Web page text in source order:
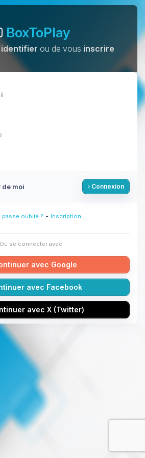
BoxToPlay
identifier ou de vous inscrire
de moi Connexion
passe oublié ? - Inscription
Ou se connecter avec
avec Google
avec Facebook
avec X (Twitter)